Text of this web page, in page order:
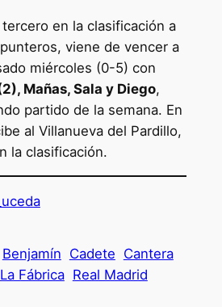
en la clasificación a
viene de vencer a
miércoles (0-5) con
Mañas, Sala y Diego,
partido de la semana. En
al Villanueva del Pardillo,
la clasificación.
Benjamín Cadete Cantera
La Fábrica Real Madrid